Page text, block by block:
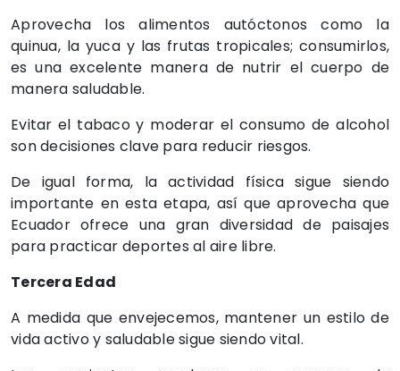
Aprovecha los alimentos autóctonos como la
quinua, la yuca y las frutas tropicales; consumirlos,
es una excelente manera de nutrir el cuerpo de
manera saludable.
Evitar el tabaco y moderar el consumo de alcohol
son decisiones clave para reducir riesgos.
De igual forma, la actividad física sigue siendo
importante en esta etapa, así que aprovecha que
Ecuador ofrece una gran diversidad de paisajes
para practicar deportes al aire libre.
Tercera Edad
A medida que envejecemos, mantener un estilo de
vida activo y saludable sigue siendo vital.